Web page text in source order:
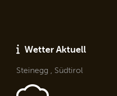
Wetter Aktuell
Steinegg , Südtirol